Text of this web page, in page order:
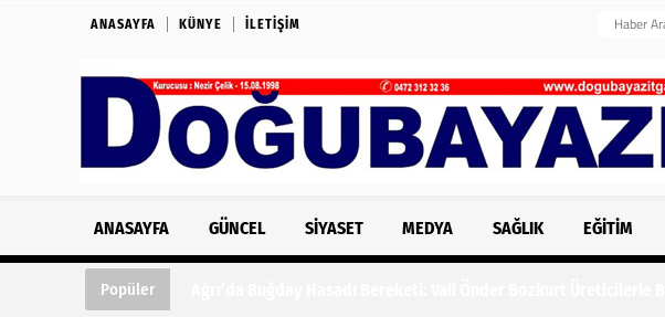
ANASAYFA KÜNYE İLETIŞIM
ANASAYFA GÜNCEL SIYASET MEDYA SAĞLIK EĞITIM
Popüler